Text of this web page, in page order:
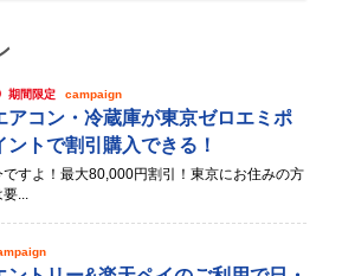
期間限定 campaign
アコン・冷蔵庫が東京ゼロエミポ
ントで割引購入できる！
ですよ！最大80,000円割引！東京にお住みの方
要...